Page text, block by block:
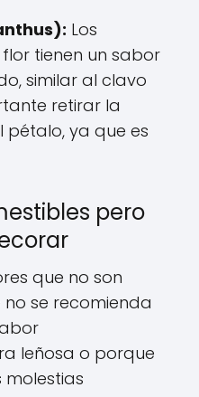
Los
tienen un sabor
similar al clavo
retirar la
ya que es
pero
que no son
se recomienda
leñosa o porque
molestias